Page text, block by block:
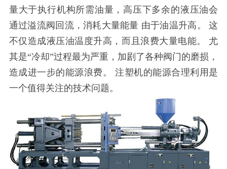
量大于执行机构所需油量，高压下多余的液压油会
通过溢流阀回流，消耗大量能量 由于油温升高。 这
不仅造成液压油温度升高，而且浪费大量电能。 尤
其是“冷却”过程最为严重，加剧了各种阀门的磨损，
造成进一步的能源浪费。 注塑机的能源合理利用是
一个值得关注的技术问题。